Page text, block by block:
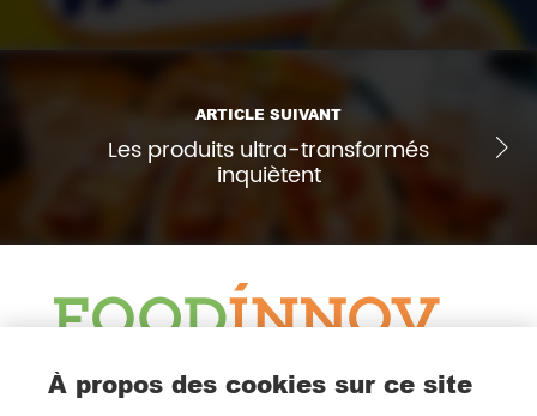
ARTICLE SUIVANT
Les produits ultra-transformés
inquiètent
Le Blog
À propos des cookies sur ce site